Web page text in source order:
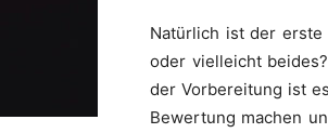
Natürlich ist der erste
oder vielleicht
der Vorbereitung ist
Bewertung machen